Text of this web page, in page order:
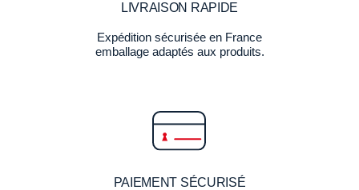
LIVRAISON RAPIDE
Expédition sécurisée en France
emballage adaptés aux produits.
PAIEMENT SÉCURISÉ